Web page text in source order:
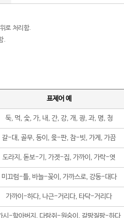
로 처리함.
.
표제어 예
둑, 먹, 숯, 가, 내, 간, 강, 개, 광, 과, 명, 청
갈-대, 골무, 동이, 윷-판, 참-빗, 가게, 가끔
도라지, 돋보-기, 가겟-집, 가까이, 가락-엿
미끄럼-틀, 바늘-꽂이, 가까스로, 강동-대다
가까이-하다, 나근-거리다, 타닥-거리다
시-할아버지, 다람쥐-원숭이, 갈팡질팡-하다